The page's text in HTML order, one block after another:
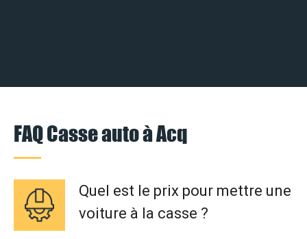
FAQ Casse auto à Acq
Quel est le prix pour mettre une
voiture à la casse ?